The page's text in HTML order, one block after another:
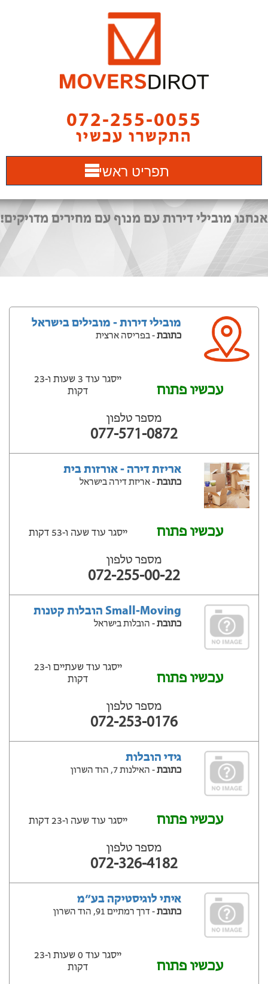
072-255-0055
התקשרו עכשיו
תפריט ראשי
אנחנו מובילי דירות עם מנוף עם מחירים מדויקים!
מובילי דירות - מובילים בישראל
כתובת- בפריסה ארצית
עכשיו פתוח
ייסגר עוד 3 שעות ‫ו-23
דקות
מספר טלפון
077-571-0872
אריזת דירה - אורזות בית
כתובת- אריזת דירה בישראל
עכשיו פתוח ייסגר עוד שעה ‫ו-53 דקות
מספר טלפון
072-255-00-22
Small-Moving הובלות קטנות
כתובת- הובלות בישראל
עכשיו פתוח
ייסגר עוד שעתיים ‫ו-23
דקות
מספר טלפון
072-253-0176
גידי הובלות
כתובת- האילנות 7, הוד השרון
עכשיו פתוח ייסגר עוד שעה ‫ו-23 דקות
מספר טלפון
072-326-4182
איתי לוגיסטיקה בע״מ
כתובת- דרך רמתיים 91, הוד השרון
עכשיו פתוח
ייסגר עוד 0 שעות ‫ו-23
דקות